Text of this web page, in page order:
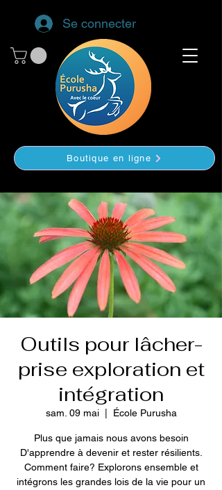
Se connecter
Boutique en ligne
Outils pour lâcher-
prise exploration et
intégration
sam. 09 mai
  |
École Purusha
Plus que jamais nous avons besoin
D'apprendre à devenir et rester résilients.
Comment faire? Explorons ensemble et
intégrons les grandes lois de la vie pour un